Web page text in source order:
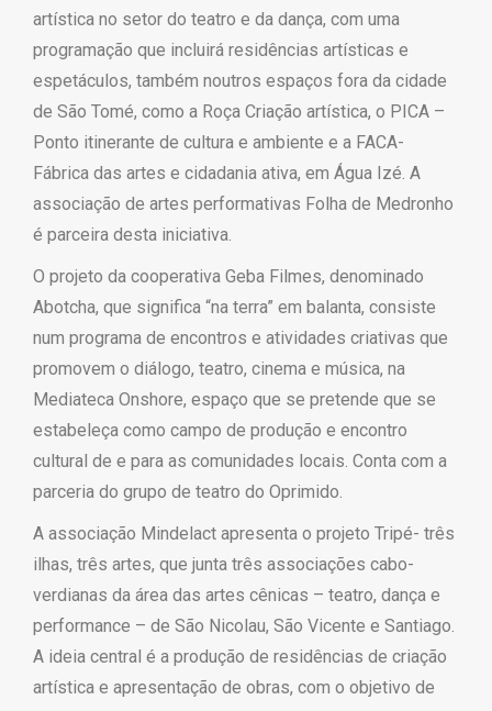
artística no setor do teatro e da dança, com uma
programação que incluirá residências artísticas e
espetáculos, também noutros espaços fora da cidade
de São Tomé, como a Roça Criação artística, o PICA –
Ponto itinerante de cultura e ambiente e a FACA-
Fábrica das artes e cidadania ativa, em Água Izé. A
associação de artes performativas Folha de Medronho
é parceira desta iniciativa.
O projeto da cooperativa Geba Filmes, denominado
Abotcha, que significa “na terra” em balanta, consiste
num programa de encontros e atividades criativas que
promovem o diálogo, teatro, cinema e música, na
Mediateca Onshore, espaço que se pretende que se
estabeleça como campo de produção e encontro
cultural de e para as comunidades locais. Conta com a
parceria do grupo de teatro do Oprimido.
A associação Mindelact apresenta o projeto Tripé- três
ilhas, três artes, que junta três associações cabo-
verdianas da área das artes cênicas – teatro, dança e
performance – de São Nicolau, São Vicente e Santiago.
A ideia central é a produção de residências de criação
artística e apresentação de obras, com o objetivo de